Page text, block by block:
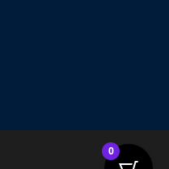
0